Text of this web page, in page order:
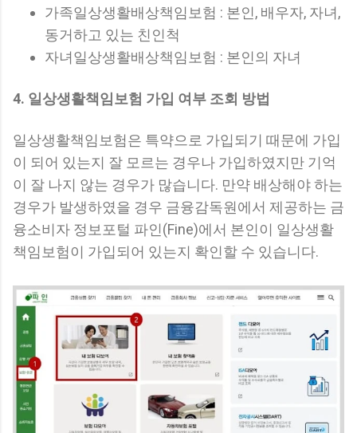
가족일상생활배상책임보험 : 본인, 배우자, 자녀,
동거하고 있는 친인척
자녀일상생활배상책임보험 : 본인의 자녀
4. 일상생활책임보험 가입 여부 조회 방법
일상생활책임보험은 특약으로 가입되기 때문에 가입
이 되어 있는지 잘 모르는 경우나 가입하였지만 기억
이 잘 나지 않는 경우가 많습니다. 만약 배상해야 하는
경우가 발생하였을 경우 금융감독원에서 제공하는 금
융소비자 정보포털 파인(Fine)에서 본인이 일상생활
책임보험이 가입되어 있는지 확인할 수 있습니다.